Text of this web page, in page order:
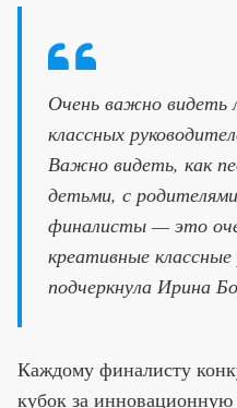
Очень важно видеть
классных
Важно видеть, как
детьми, с
финалисты — это
креативные
подчеркнула Ирина
Каждому финалисту
кубок за инновационную